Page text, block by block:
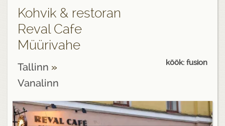
Kohvik & restoran
Reval Cafe
Müürivahe
Tallinn »
Vanalinn
köök: fusion